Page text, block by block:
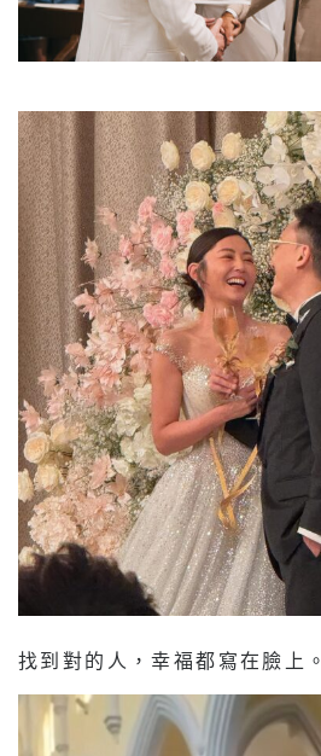
找到對的人，幸福都寫在臉上。